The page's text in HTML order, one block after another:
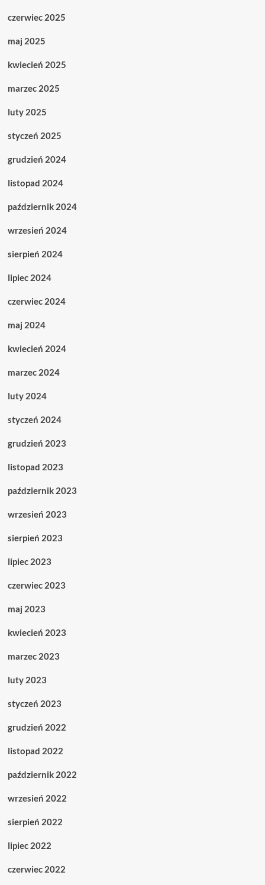
czerwiec 2025
maj 2025
kwiecień 2025
marzec 2025
luty 2025
styczeń 2025
grudzień 2024
listopad 2024
październik 2024
wrzesień 2024
sierpień 2024
lipiec 2024
czerwiec 2024
maj 2024
kwiecień 2024
marzec 2024
luty 2024
styczeń 2024
grudzień 2023
listopad 2023
październik 2023
wrzesień 2023
sierpień 2023
lipiec 2023
czerwiec 2023
maj 2023
kwiecień 2023
marzec 2023
luty 2023
styczeń 2023
grudzień 2022
listopad 2022
październik 2022
wrzesień 2022
sierpień 2022
lipiec 2022
czerwiec 2022